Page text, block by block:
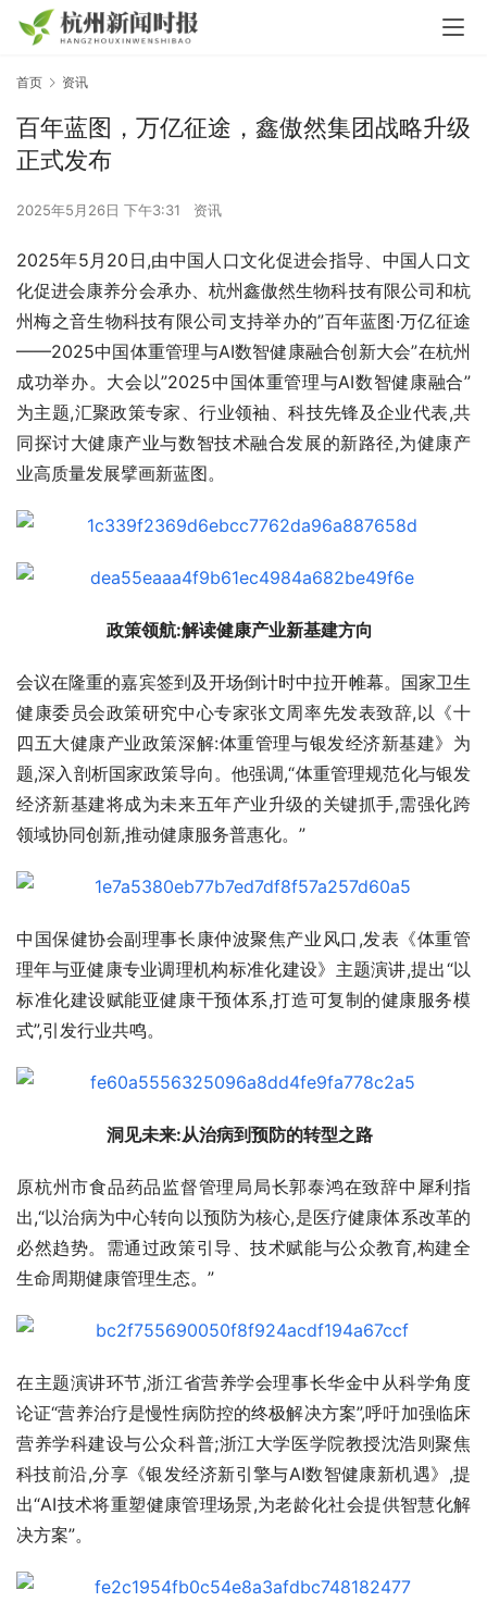
首页 资讯
百年蓝图，万亿征途，鑫傲然集团战略升级
正式发布
2025年5月26日 下午3:31 资讯
2025年5月20日,由中国人口文化促进会指导、中国人口文
化促进会康养分会承办、杭州鑫傲然生物科技有限公司和杭
州梅之音生物科技有限公司支持举办的”百年蓝图·万亿征途
——2025中国体重管理与AI数智健康融合创新大会”在杭州
成功举办。大会以”2025中国体重管理与AI数智健康融合”
为主题,汇聚政策专家、行业领袖、科技先锋及企业代表,共
同探讨大健康产业与数智技术融合发展的新路径,为健康产
业高质量发展擘画新蓝图。
政策领航:解读健康产业新基建方向
会议在隆重的嘉宾签到及开场倒计时中拉开帷幕。国家卫生
健康委员会政策研究中心专家张文周率先发表致辞,以《十
四五大健康产业政策深解:体重管理与银发经济新基建》为
题,深入剖析国家政策导向。他强调,“体重管理规范化与银发
经济新基建将成为未来五年产业升级的关键抓手,需强化跨
领域协同创新,推动健康服务普惠化。”
中国保健协会副理事长康仲波聚焦产业风口,发表《体重管
理年与亚健康专业调理机构标准化建设》主题演讲,提出“以
标准化建设赋能亚健康干预体系,打造可复制的健康服务模
式”,引发行业共鸣。
洞见未来:从治病到预防的转型之路
原杭州市食品药品监督管理局局长郭泰鸿在致辞中犀利指
出,“以治病为中心转向以预防为核心,是医疗健康体系改革的
必然趋势。需通过政策引导、技术赋能与公众教育,构建全
生命周期健康管理生态。”
在主题演讲环节,浙江省营养学会理事长华金中从科学角度
论证“营养治疗是慢性病防控的终极解决方案”,呼吁加强临床
营养学科建设与公众科普;浙江大学医学院教授沈浩则聚焦
科技前沿,分享《银发经济新引擎与AI数智健康新机遇》,提
出“AI技术将重塑健康管理场景,为老龄化社会提供智慧化解
决方案”。